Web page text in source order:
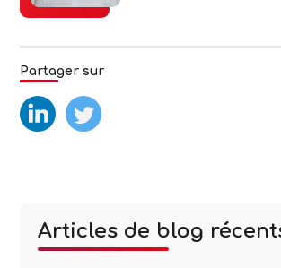
Partager sur
test test2
Articles de blog